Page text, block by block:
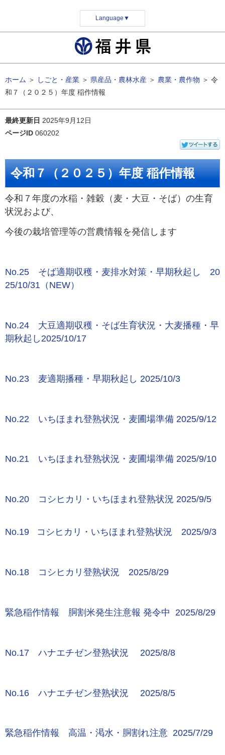
Language ▼
ホーム ＞ しごと・産業 ＞ 県産品・農林水産 ＞ 農業・農作物 ＞ 令
和７（２０２５）年度 稲作情報
最終更新日 2025年9月12日
ページID 060202
令和７（２０２５）年度 稲作情報
令和７年度の水稲・雑穀（麦・大豆・そば）の生育
状況および、
今後の栽培管理等の営農情報を発信します
No.25 そば適期収穫・麦排水対策・早期秋起し 20
25/10/31（NEW）
No.24 大豆適期収穫・そば生育状況・大麦播種・早
期秋起し2025/10/17
No.23 麦適期播種・早期秋起し 2025/10/3
No.22 いちほまれ登熟状況・麦圃場準備 2025/9/12
No.21 いちほまれ登熟状況・麦圃場準備 2025/9/10
No.20 コシヒカリ・いちほまれ登熟状況 2025/9/5
No.19 コシヒカリ・いちほまれ登熟状況 2025/9/3
No.18 コシヒカリ登熟状況 2025/8/29
緊急稲作情報 胴割米発生注意報 発令中 2025/8/29
No.17 ハナエチゼン登熟状況 2025/8/8
No.16 ハナエチゼン登熟状況 2025/8/5
緊急稲作情報 高温・渇水・胴割れ注意 2025/7/29